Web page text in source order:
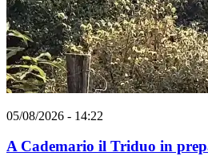
05/08/2026 - 14:22
A Cademario il Triduo in